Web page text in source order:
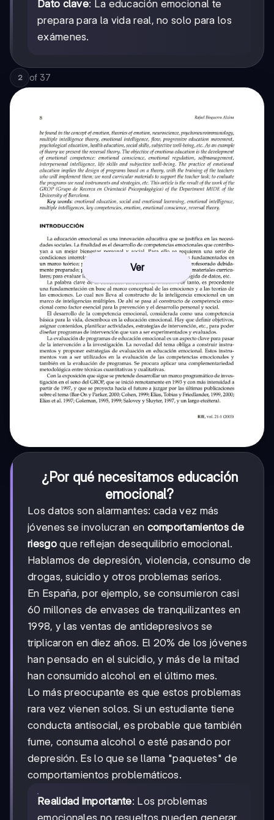
Dato clave: La educación emocional te
prepara para la vida real, no solo para los
exámenes.
2 of 37
Ver
¿Por qué necesitamos educación
emocional?
Los datos son alarmantes: cada vez más
jóvenes se involucran en comportamientos de
riesgoque reflejan desequilibrio emocional.
Hablamos de depresión, violencia, consumo de
drogas, suicidio y otros problemas serios.
En España, por ejemplo, se consumieron casi
60 millones de envases de tranquilizantes en
1998, y las ventas de antidepresivos se
triplicaron en diez años. El 20% de los jóvenes
han pensado en el suicidio, y más de la mitad
han consumido alcohol en el último mes.
Lo más preocupante es que estos problemas
rara vez vienen solos. Si un estudiante tiene
conducta antisocial, es probable que también
fume, consuma alcohol o esté pasando por
depresión. Es lo que se llama "paquetes" de
comportamientos problemáticos.
Realidad importante: Los problemas